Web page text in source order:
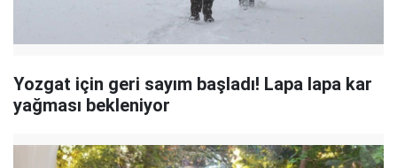
Yozgat için geri sayım başladı! Lapa lapa kar
yağması bekleniyor